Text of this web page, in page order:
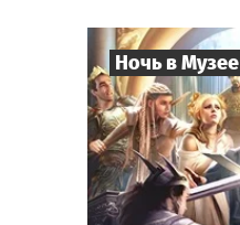
Ночь в Музее
Игроков
Время игры
Тематика